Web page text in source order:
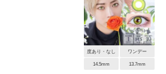
度あり・なし ワンデー
14.5mm 13.7mm